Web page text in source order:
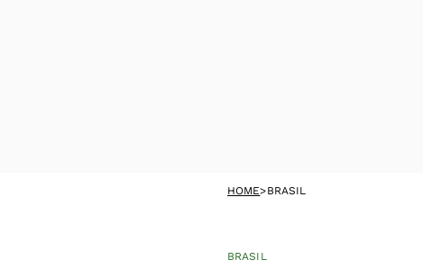
HOME>BRASIL
BRASIL